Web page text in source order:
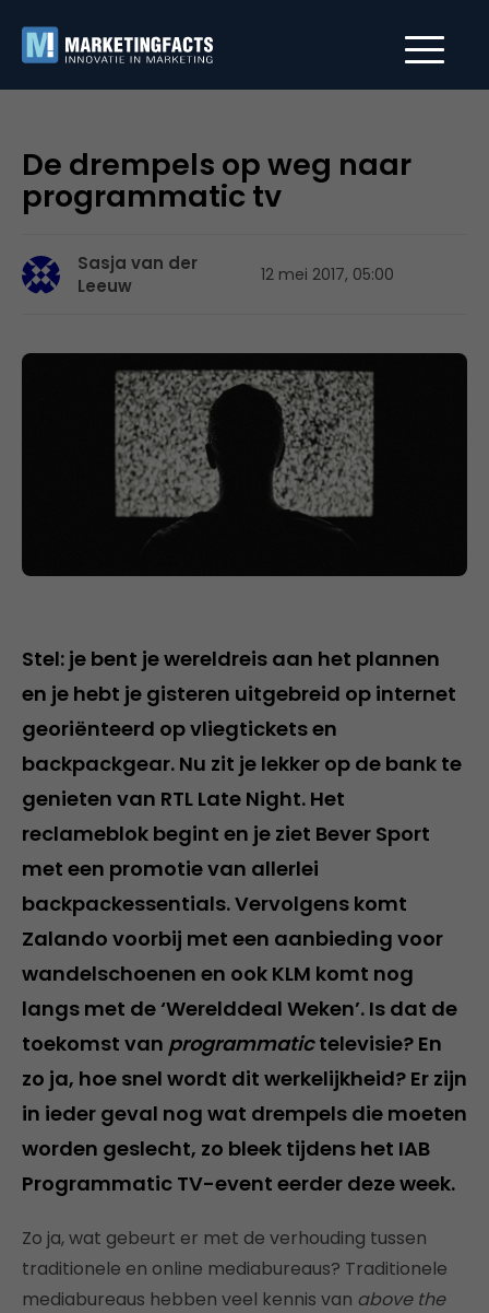
De drempels op weg naar
programmatic tv
Sasja van der
Leeuw
12 mei 2017, 05:00
Stel: je bent je wereldreis aan het plannen
en je hebt je gisteren uitgebreid op internet
georiënteerd op vliegtickets en
backpackgear. Nu zit je lekker op de bank te
genieten van RTL Late Night. Het
reclameblok begint en je ziet Bever Sport
met een promotie van allerlei
backpackessentials. Vervolgens komt
Zalando voorbij met een aanbieding voor
wandelschoenen en ook KLM komt nog
langs met de ‘Werelddeal Weken’. Is dat de
toekomst van programmatictelevisie? En
zo ja, hoe snel wordt dit werkelijkheid? Er zijn
in ieder geval nog wat drempels die moeten
worden geslecht, zo bleek tijdens het IAB
Programmatic TV-event eerder deze week.
Zo ja, wat gebeurt er met de verhouding tussen
traditionele en online mediabureaus? Traditionele
mediabureaus hebben veel kennis van above the